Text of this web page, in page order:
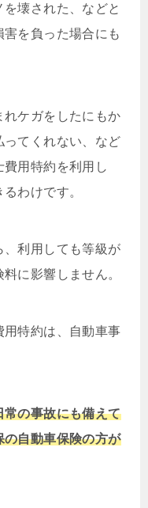
壊された、などと
を負った場合にも
ケガをしたにもか
てくれない、など
用特約を利用し
わけです。
、利用しても等級が
に影響しません。
特約は、自動車事
常の事故にも備えて
自動車保険の方が